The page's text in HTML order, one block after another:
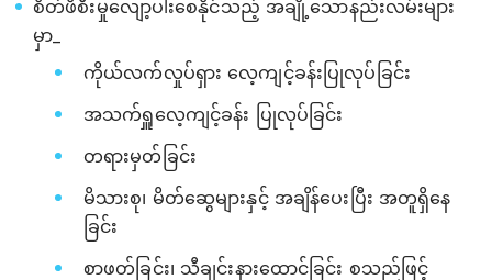
စိတ်ဖိစီးမှုလျော့ပါးစေနိုင်သည့် အချို့သောနည်းလမ်းများ
မှာ_
ကိုယ်လက်လှုပ်ရှား လေ့ကျင့်ခန်းပြုလုပ်ခြင်း
အသက်ရှူလေ့ကျင့်ခန်း ပြုလုပ်ခြင်း
တရားမှတ်ခြင်း
မိသားစု၊ မိတ်ဆွေများနှင့် အချိန်ပေးပြီး အတူရှိနေ
ခြင်း
စာဖတ်ခြင်း၊ သီချင်းနားထောင်ခြင်း စသည်ဖြင့်